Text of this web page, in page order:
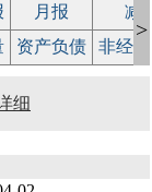
月报
减
资产负债 非经
>
细